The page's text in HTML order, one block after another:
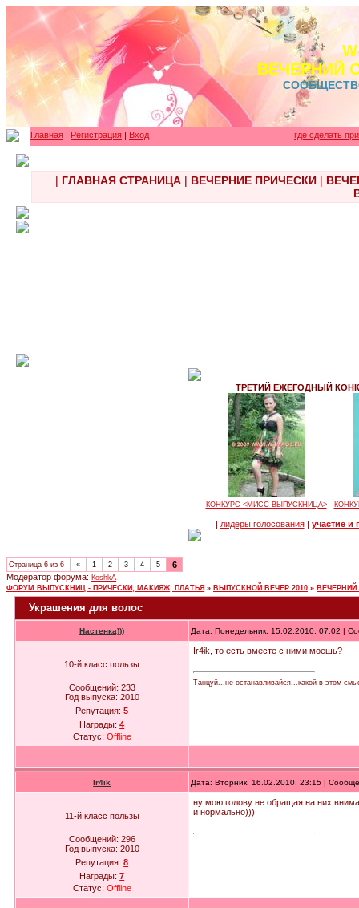
ВЕЧЕРНИЙ
Главная | Регистрация | Вход где сделать
| ГЛАВНАЯ СТРАНИЦА| ВЕЧЕРНИЕ ПРИЧЕСКИ|
ТРЕТИЙ ЕЖЕГОДНЫЙ
КОНКУРС <МИСС ВЫПУСКНИЦА>
| лидеры голосования| участие и
Страница 6 из 6 « 1 2 3 4 5
6
Модератор форума: КoshkA
ФОРУМ ВЫПУСКНИЦ - ПРИЧЕСКИ, МАКИЯЖ, ПЛАТЬЯ » ВЫПУСКНОЙ ВЕЧЕР 2010 »
Украшения для волос
Настенка))) Дата: Понедельник, 15.02.2010, 07:02 |
10-й класс пользы
Сообщений: 233
Год выпуска: 2010
Репутация:5
Награды:4
Статус: Offline
Ir4ik, то есть вместе с ними моешь?
Танцуй...не останавливайся...какой в этом
Ir4ik Дата: Вторник, 16.02.2010, 23:15 |
11-й класс пользы
Сообщений: 296
Год выпуска: 2010
Репутация:8
Награды:7
Статус: Offline
ну мою голову не обращая на них
и нормально)))